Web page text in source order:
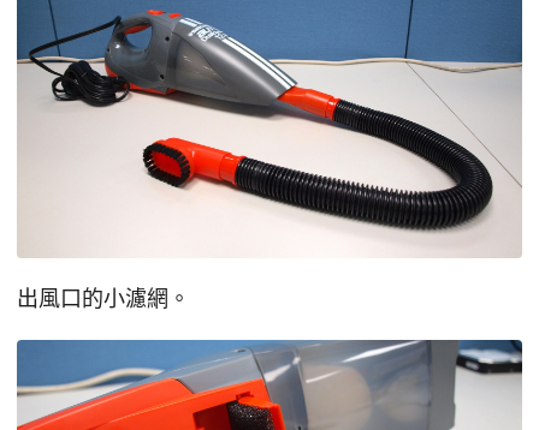
出風口的小濾網。